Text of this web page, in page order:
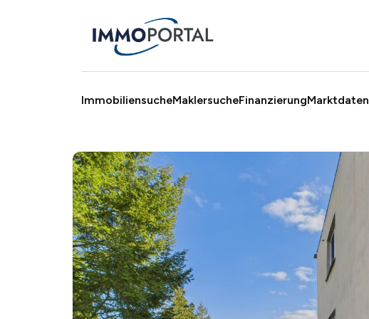
ImmobiliensucheMaklersucheFinanzierungMarktdaten